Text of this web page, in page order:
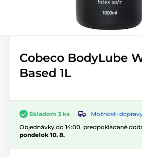
Cobeco BodyLube
Based 1L
Skladom 3 ks
Možnosti dopravy
Objednávky do 14:00, predpokladané
pondelok 10. 8.